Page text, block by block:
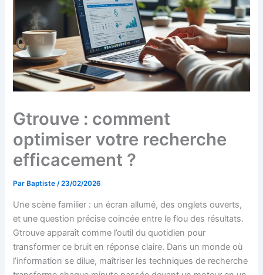
Gtrouve : comment
optimiser votre recherche
efficacement ?
Par Baptiste/23/02/2026
Une scène familier : un écran allumé, des onglets ouverts,
et une question précise coincée entre le flou des résultats.
Gtrouve apparaît comme l’outil du quotidien pour
transformer ce bruit en réponse claire. Dans un monde où
l’information se dilue, maîtriser les techniques de recherche